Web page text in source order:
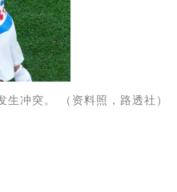
冲突。 （资料照，路透社）